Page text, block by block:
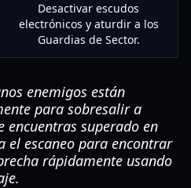
Desactivar escudos
electrónicos y aturdir a los
Guardias de Sector.
enemigos están
para sobresalir a
encuentras superado en
el escaneo para encontrar
rápidamente usando